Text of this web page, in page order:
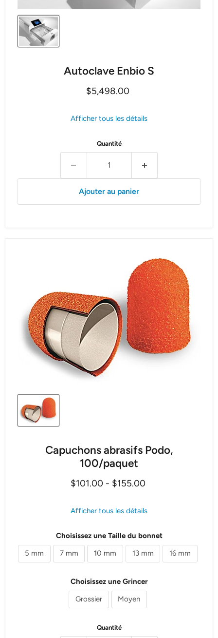
Autoclave Enbio S
Prix actuel
$5,498.00
Afficher tous les détails
Quantité
Ajouter au panier
Capuchons abrasifs Podo,
100/paquet
$101.00- $155.00
Afficher tous les détails
Choisissez une Taille du bonnet
5 mm 7 mm 10 mm 13 mm 16 mm
Choisissez une Grincer
Grossier Moyen
Quantité